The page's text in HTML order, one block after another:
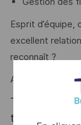
Esprit
excellent
reconnaît ?
Alors ce poste
Thales,
tous les